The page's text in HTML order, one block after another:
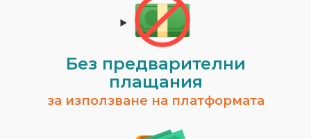
Без предварителни
плащания
за използване на платформата